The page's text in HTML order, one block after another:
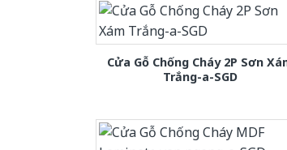
Cửa Gỗ Chống Cháy 2P Sơn
Trắng-a-SGD